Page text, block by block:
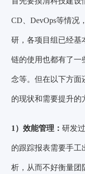
CD、DevOps等情况
研，各项目组已经基
链的使用也都有了一
念等。但在以下方面
的现状和需要提升的
1）效能管理：研发
的跟踪报表需要手工
析，从而不好衡量团